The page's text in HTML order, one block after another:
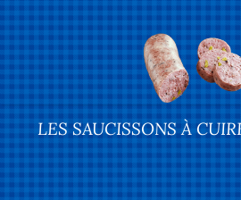
LES SAUCISSONS À